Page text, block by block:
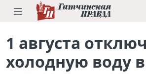
1 августа
холодную воду в